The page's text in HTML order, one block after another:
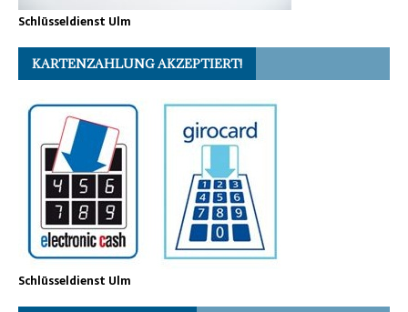
Schlüsseldienst Ulm
KARTENZAHLUNG AKZEPTIERT!
Schlüsseldienst Ulm